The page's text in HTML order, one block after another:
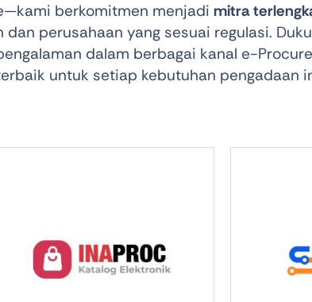
Ultrabooks
berkomitmen menjadi mitra
perusahaan yang sesuai regulasi.
dalam berbagai kanal e-
untuk setiap kebutuhan pengadaan